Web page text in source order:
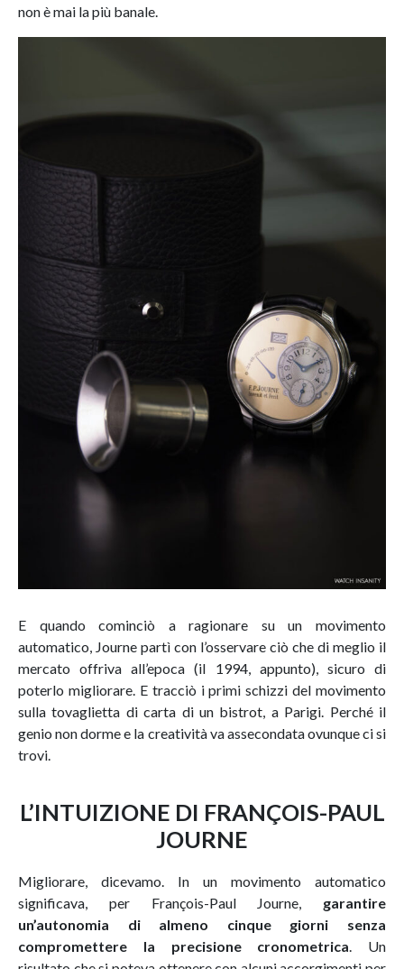
non è mai la più banale.
E quando cominciò a ragionare su un movimento
automatico, Journe partì con l’osservare ciò che di meglio il
mercato offriva all’epoca (il 1994, appunto), sicuro di
poterlo migliorare. E tracciò i primi schizzi del movimento
sulla tovaglietta di carta di un bistrot, a Parigi. Perché il
genio non dorme e la creatività va assecondata ovunque ci si
trovi.
L’INTUIZIONE DI FRANÇOIS-PAUL
JOURNE
Migliorare, dicevamo. In un movimento automatico
significava, per François-Paul Journe, garantire
un’autonomia di almeno cinque giorni senza
compromettere la precisione cronometrica. Un